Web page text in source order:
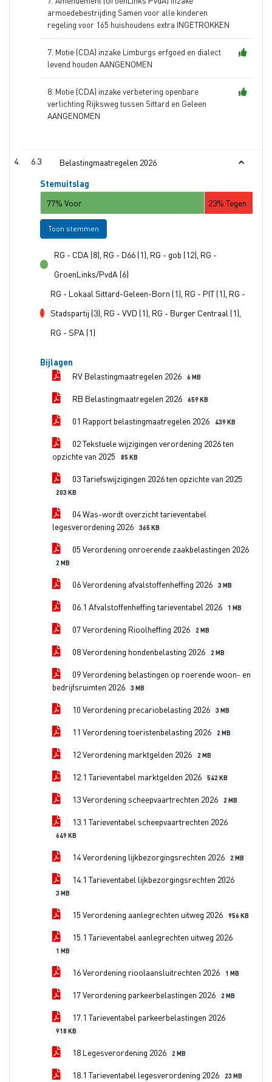
armoedebestrijding Samen voor alle kinderen
regeling voor 165 huishoudens extra INGETROKKEN
7. Motie (CDA) inzake Limburgs erfgoed en dialect
levend houden AANGENOMEN
8. Motie (CDA) inzake verbetering openbare
verlichting Rijksweg tussen Sittard en Geleen
AANGENOMEN
6.3
Belastingmaatregelen 2026
Stemuitslag
77% Voor
23% Tegen
Toon stemmen
voor
RG - CDA (8), RG - D66 (1), RG - gob (12), RG -
GroenLinks/PvdA (6)
RG - Lokaal Sittard-Geleen-Born (1), RG - PIT (1), RG -
Stadspartij (3), RG - VVD (1), RG - Burger Centraal (1),
RG - SPA (1)
Bijlagen
RV Belastingmaatregelen 2026
6 MB
RB Belastingmaatregelen 2026 659 KB
01 Rapport belastingmaatregelen 2026 439 KB
02 Tekstuele wijzigingen verordening 2026 ten
opzichte van 2025
85 KB
03 Tariefswijzigingen 2026 ten opzichte van 2025
203 KB
04 Was-wordt overzicht tarieventabel
legesverordening 2026
365 KB
05 Verordening onroerende zaakbelastingen 2026
2 MB
06 Verordening afvalstoffenheffing 2026 3 MB
06.1 Afvalstoffenheffing tarieventabel 2026 1 MB
07 Verordening Rioolheffing 2026 2 MB
08 Verordening hondenbelasting 2026 2 MB
09 Verordening belastingen op roerende woon- en
bedrijfsruimten 2026
3 MB
10 Verordening precariobelasting 2026 3 MB
11 Verordening toeristenbelasting 2026 2 MB
12 Verordening marktgelden 2026 2 MB
12.1 Tarieventabel marktgelden 2026 542 KB
13 Verordening scheepvaartrechten 2026 2 MB
13.1 Tarieventabel scheepvaartrechten 2026
649 KB
14 Verordening lijkbezorgingsrechten 2026 2 MB
14.1 Tarieventabel lijkbezorgingsrechten 2026
3 MB
15 Verordening aanlegrechten uitweg 2026 956 KB
15.1 Tarieventabel aanlegrechten uitweg 2026
1 MB
16 Verordening rioolaansluitrechten 2026 1 MB
17 Verordening parkeerbelastingen 2026 2 MB
17.1 Tarieventabel parkeerbelastingen 2026
918 KB
18 Legesverordening 2026 2 MB
18.1 Tarieventabel legesverordening 2026 23 MB